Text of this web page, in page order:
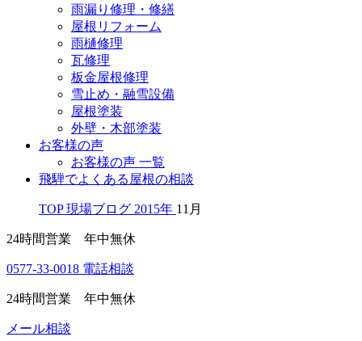
雨漏り修理・修繕
屋根リフォーム
雨樋修理
瓦修理
板金屋根修理
雪止め・融雪設備
屋根塗装
外壁・木部塗装
お客様の声
お客様の声 一覧
飛騨でよくある屋根の相談
TOP 現場ブログ 2015年 11月
24時間営業 年中無休
0577-33-0018 電話相談
24時間営業 年中無休
メール相談